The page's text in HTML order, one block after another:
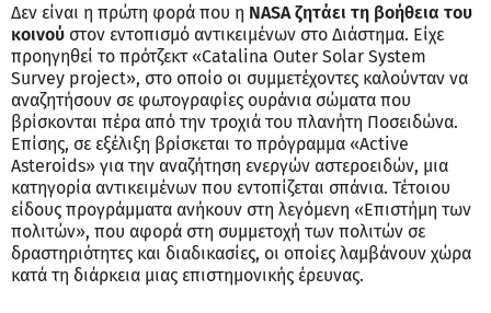
Δεν είναι η πρώτη φορά που η NASA ζητάει τη βοήθεια του
κοινού στον εντοπισμό αντικειμένων στο Διάστημα. Είχε
προηγηθεί το πρότζεκτ «Catalina Outer Solar System
Survey project», στο οποίο οι συμμετέχοντες καλούνταν να
αναζητήσουν σε φωτογραφίες ουράνια σώματα που
βρίσκονται πέρα από την τροχιά του πλανήτη Ποσειδώνα.
Επίσης, σε εξέλιξη βρίσκεται το πρόγραμμα «Active
Asteroids» για την αναζήτηση ενεργών αστεροειδών, μια
κατηγορία αντικειμένων που εντοπίζεται σπάνια. Τέτοιου
είδους προγράμματα ανήκουν στη λεγόμενη «Επιστήμη των
πολιτών», που αφορά στη συμμετοχή των πολιτών σε
δραστηριότητες και διαδικασίες, οι οποίες λαμβάνουν χώρα
κατά τη διάρκεια μιας επιστημονικής έρευνας.